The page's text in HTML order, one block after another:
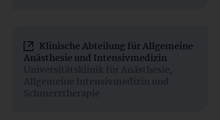
Klinische Abteilung für Allgemeine
Anästhesie und Intensivmedizin
Universitätsklinik für Anästhesie,
Allgemeine Intensivmedizin und
Schmerztherapie